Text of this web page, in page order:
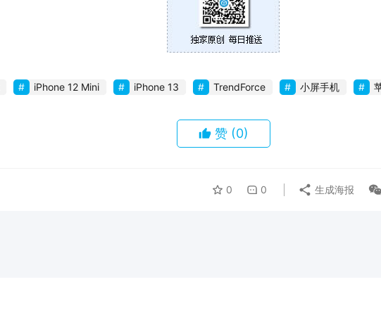
iPhone 12 Mini iPhone 13 TrendForce 小屏手机
赞 (0)
0 0 生成海报